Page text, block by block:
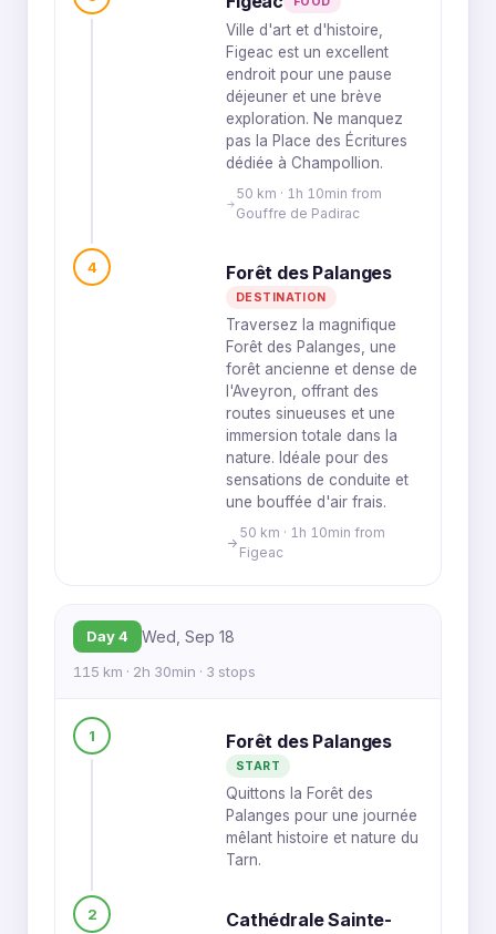
Ville d'art et d'histoire,
Figeac est un excellent
endroit pour une pause
déjeuner et une brève
exploration. Ne manquez
pas la Place des Écritures
dédiée à Champollion.
50 km · 1h 10min from
Gouffre de Padirac
4 Forêt des Palanges
DESTINATION
Traversez la magnifique
Forêt des Palanges, une
forêt ancienne et dense de
l'Aveyron, offrant des
routes sinueuses et une
immersion totale dans la
nature. Idéale pour des
sensations de conduite et
une bouffée d'air frais.
50 km · 1h 10min from
Figeac
Day 4 Wed, Sep 18
115 km · 2h 30min · 3 stops
1 Forêt des Palanges
START
Quittons la Forêt des
Palanges pour une journée
mêlant histoire et nature du
Tarn.
2
Cathédrale Sainte-